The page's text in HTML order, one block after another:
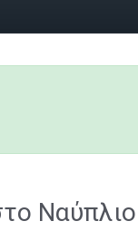
Ναύπλιο